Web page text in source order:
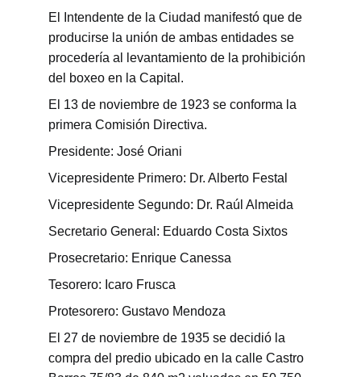
El Intendente de la Ciudad manifestó que de
producirse la unión de ambas entidades se
procedería al levantamiento de la prohibición
del boxeo en la Capital.
El 13 de noviembre de 1923 se conforma la
primera Comisión Directiva.
Presidente: José Oriani
Vicepresidente Primero: Dr. Alberto Festal
Vicepresidente Segundo: Dr. Raúl Almeida
Secretario General: Eduardo Costa Sixtos
Prosecretario: Enrique Canessa
Tesorero: Icaro Frusca
Protesorero: Gustavo Mendoza
El 27 de noviembre de 1935 se decidió la
compra del predio ubicado en la calle Castro